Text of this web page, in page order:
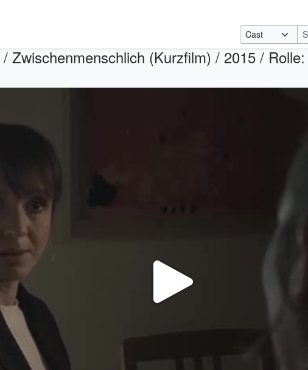
/ Zwischenmenschlich (Kurzfilm) / 2015 /
Video